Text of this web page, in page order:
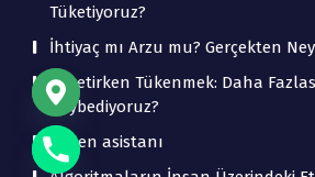
Tüketiyoruz?
İhtiyaç mı Arzu mu? Gerçekten
Tüketirken Tükenmek: Daha
Kaybediyoruz?
beden asistanı